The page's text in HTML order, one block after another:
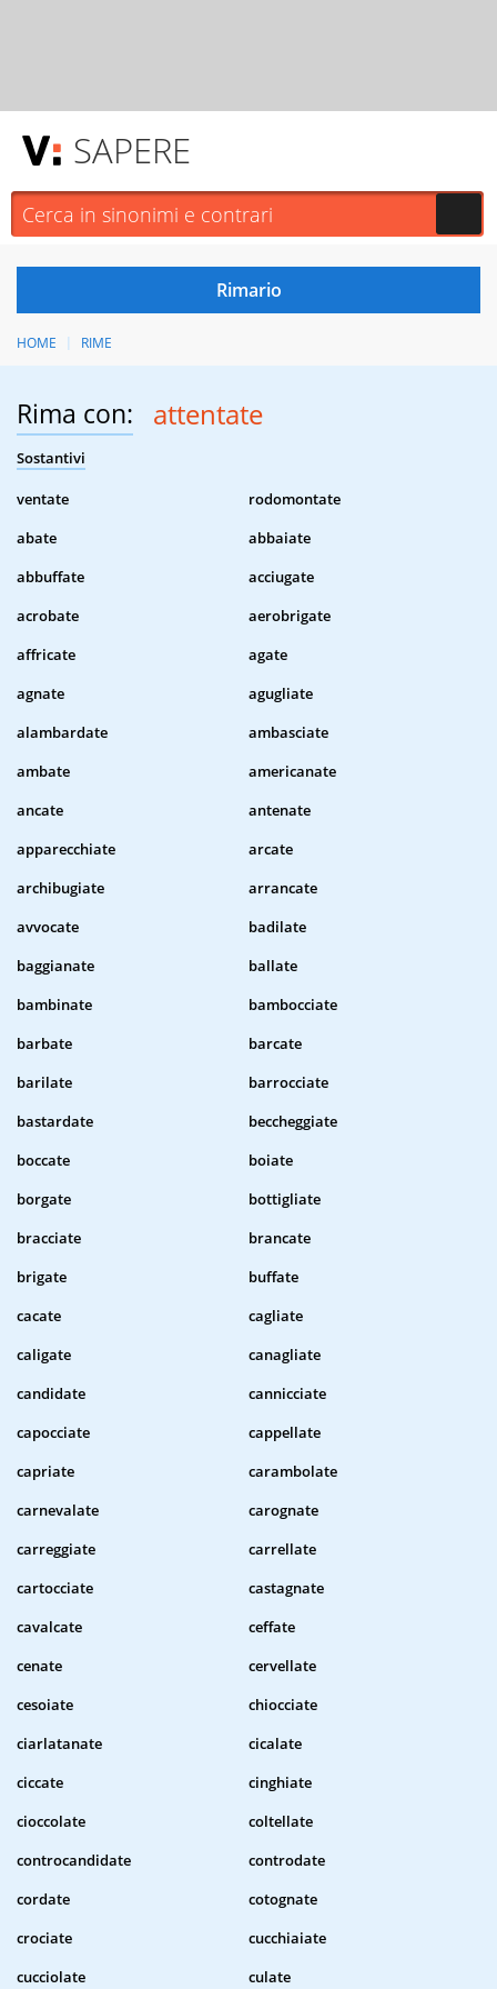
SAPERE
HOME RIME
Rima con: attentate
Sostantivi
ventate
rodomontate
abate
abbaiate
abbuffate
acciugate
acrobate
aerobrigate
affricate
agate
agnate
agugliate
alambardate
ambasciate
ambate
americanate
ancate
antenate
apparecchiate
arcate
archibugiate
arrancate
avvocate
badilate
baggianate
ballate
bambinate
bambocciate
barbate
barcate
barilate
barrocciate
bastardate
beccheggiate
boccate
boiate
borgate
bottigliate
bracciate
brancate
brigate
buffate
cacate
cagliate
caligate
canagliate
candidate
cannicciate
capocciate
cappellate
capriate
carambolate
carnevalate
carognate
carreggiate
carrellate
cartocciate
castagnate
cavalcate
ceffate
cenate
cervellate
cesoiate
chiocciate
ciarlatanate
cicalate
ciccate
cinghiate
cioccolate
coltellate
controcandidate
controdate
cordate
cotognate
crociate
cucchiaiate
cucciolate
culate